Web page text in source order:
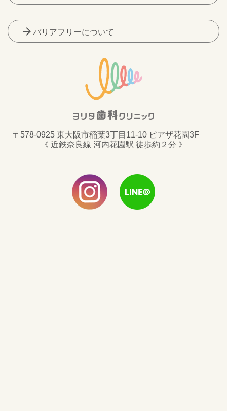
arrow_forward バリアフリーについて
〒578-0925 東大阪市稲葉3丁目11-10 ピアザ花園3F
《 近鉄奈良線 河内花園駅 徒歩約２分 》